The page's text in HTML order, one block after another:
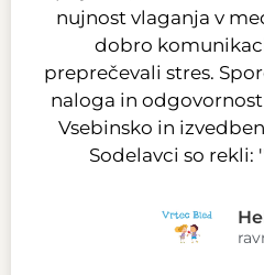
nujnost vlaganja v
dobro
preprečevali stres.
naloga in
Vsebinsko in
Sodelavci so rekli: